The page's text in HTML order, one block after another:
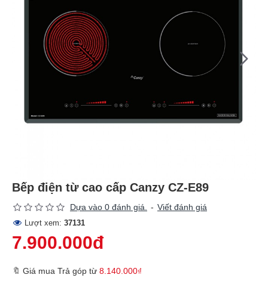
Bếp điện từ cao cấp Canzy CZ-E89
Dựa vào 0 đánh giá. - Viết đánh giá
Lượt xem: 37131
7.900.000đ
🔖 Giá mua Trả góp từ 8.140.000₫